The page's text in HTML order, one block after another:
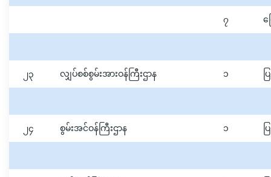
၇ မ
၂၃ လျှပ်စစ်စွမ်းအားဝန်ကြီးဌာန ၁
၂၄ စွမ်းအင်ဝန်ကြီးဌာန ၁